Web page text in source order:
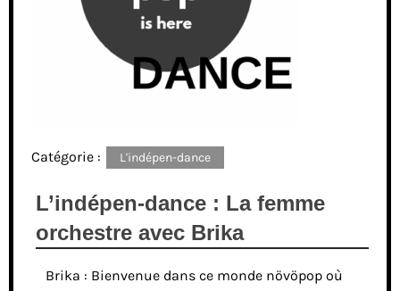
Catégorie : L'indépen-dance
L’indépen-dance : La femme
orchestre avec Brika
Brika : Bienvenue dans ce monde növöpop où